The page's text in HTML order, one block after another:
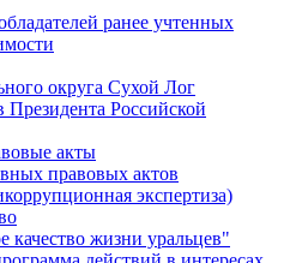
ранее учтенных
округа Сухой Лог
Президента Российской
акты
правовых актов
экспертиза)
жизни уральцев"